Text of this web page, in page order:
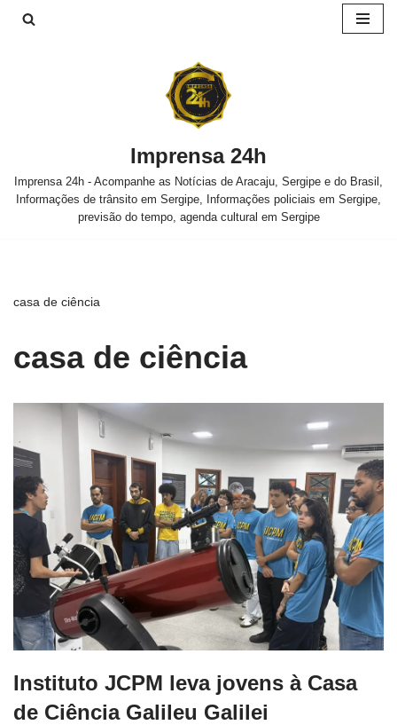
Imprensa 24h
Imprensa 24h - Acompanhe as Notícias de Aracaju, Sergipe e do Brasil,
Informações de trânsito em Sergipe, Informações policiais em Sergipe,
previsão do tempo, agenda cultural em Sergipe
casa de ciência
casa de ciência
Instituto JCPM leva jovens à Casa
de Ciência Galileu Galilei